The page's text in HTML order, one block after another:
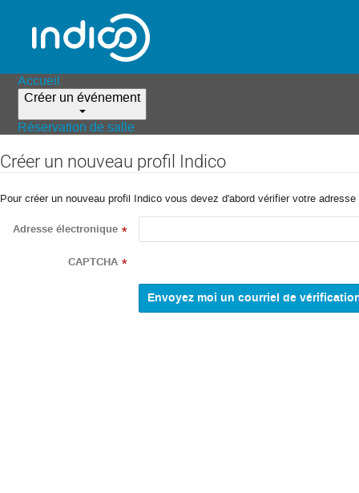
Accueil
Créer un événement
Réservation de salle
Créer un nouveau profil Indico
Pour créer un nouveau profil Indico vous devez d'abord vérifier votre
Adresse électronique *
CAPTCHA *